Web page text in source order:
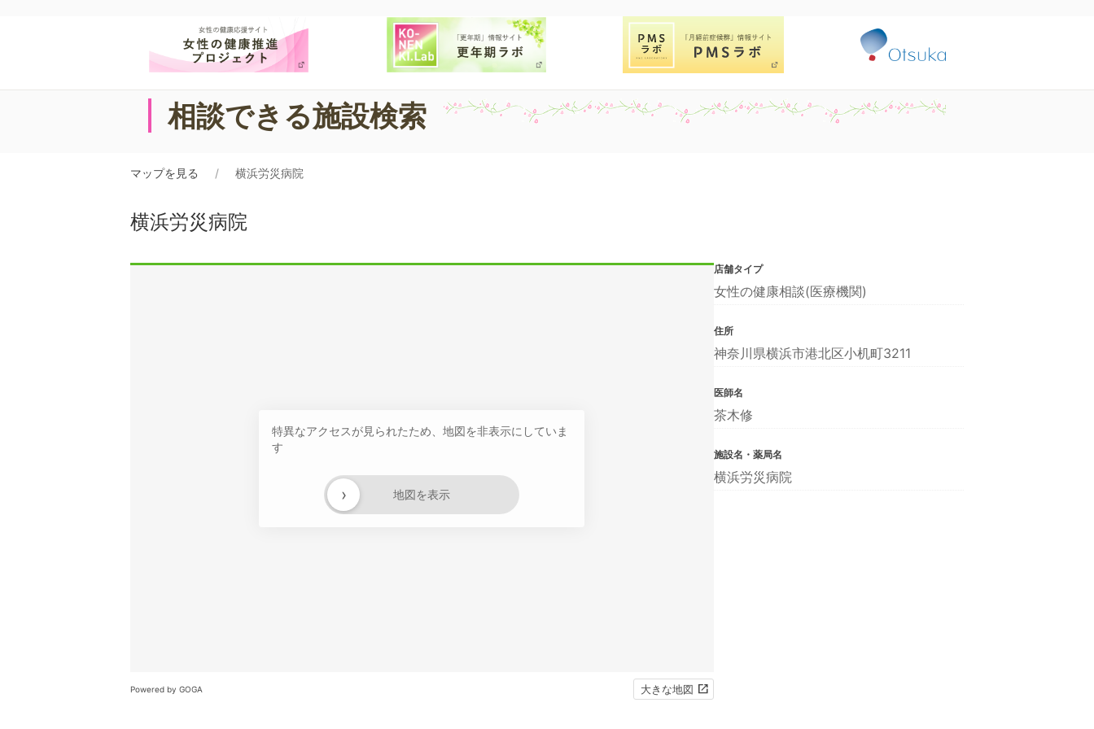
相談できる施設検索
マップを見る 横浜労災病院
横浜労災病院
特異なアクセスが見られたため、地図を非表示にしていま
す
地図を表示
›
Powered by GOGA 大きな地図
店舗タイプ
女性の健康相談(医療機関)
住所
神奈川県横浜市港北区小机町3211
医師名
茶木修
施設名・薬局名
横浜労災病院